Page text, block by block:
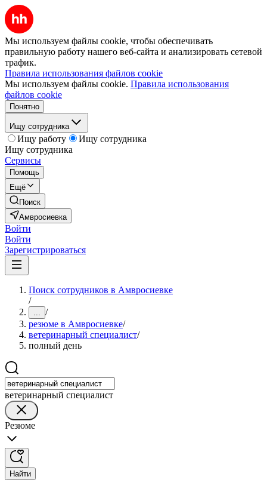
Мы используем файлы cookie, чтобы обеспечивать
правильную работу нашего веб-сайта и анализировать сетевой
трафик.
Правила использования файлов cookie
Мы используем файлы cookie. Правила использования
файлов cookie
Понятно
Ищу сотрудника
Ищу работу
Ищу сотрудника
Ищу сотрудника
Сервисы
Помощь
Ещё
Поиск
Амвросиевка
Войти
Войти
Зарегистрироваться
Поиск сотрудников в Амвросиевке
/
... /
резюме в Амвросиевке/
ветеринарный специалист/
полный день
ветеринарный специалист
Резюме
Найти